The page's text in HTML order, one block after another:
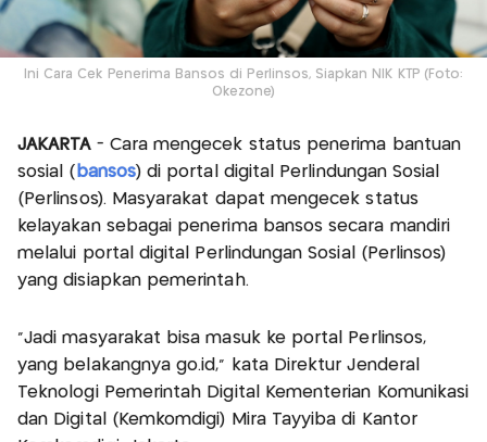
Ini Cara Cek Penerima Bansos di Perlinsos, Siapkan NIK KTP (Foto:
Okezone)
JAKARTA - Cara mengecek status penerima bantuan
sosial ( bansos) di portal digital Perlindungan Sosial
(Perlinsos). Masyarakat dapat mengecek status
kelayakan sebagai penerima bansos secara mandiri
melalui portal digital Perlindungan Sosial (Perlinsos)
yang disiapkan pemerintah.
“Jadi masyarakat bisa masuk ke portal Perlinsos,
yang belakangnya go.id,” kata Direktur Jenderal
Teknologi Pemerintah Digital Kementerian Komunikasi
dan Digital (Kemkomdigi) Mira Tayyiba di Kantor